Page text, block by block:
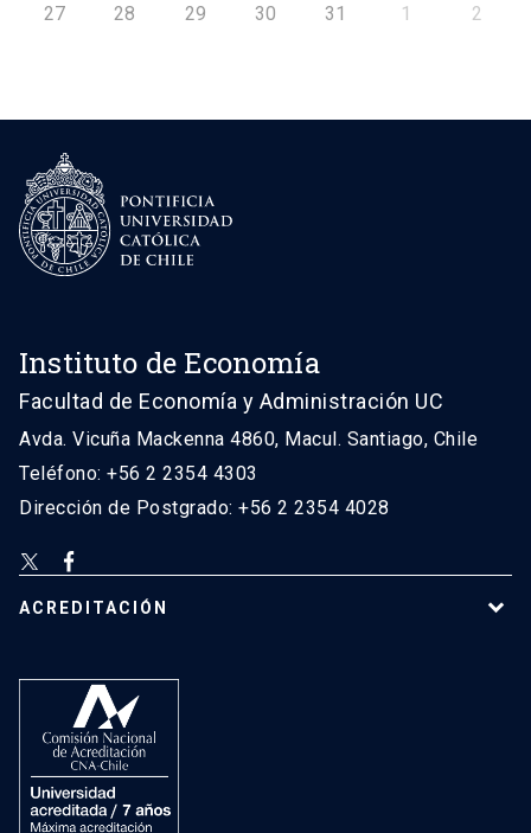
27 28 29 30 31 1 2
Instituto de Economía
Facultad de Economía y Administración UC
Avda. Vicuña Mackenna 4860, Macul. Santiago, Chile
Teléfono: +56 2 2354 4303
Dirección de Postgrado: +56 2 2354 4028
ACREDITACIÓN